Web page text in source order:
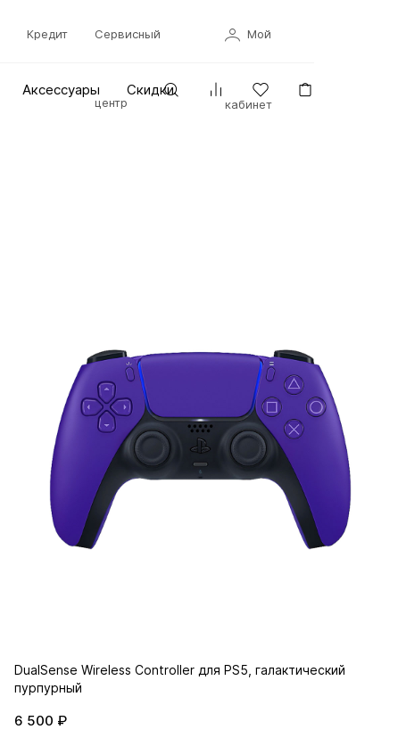
Кредит Сервисный
центр
Мой
кабинет
Аксессуары Скидки
DualSense Wireless Controller для PS5, галактический
пурпурный
6 500 ₽